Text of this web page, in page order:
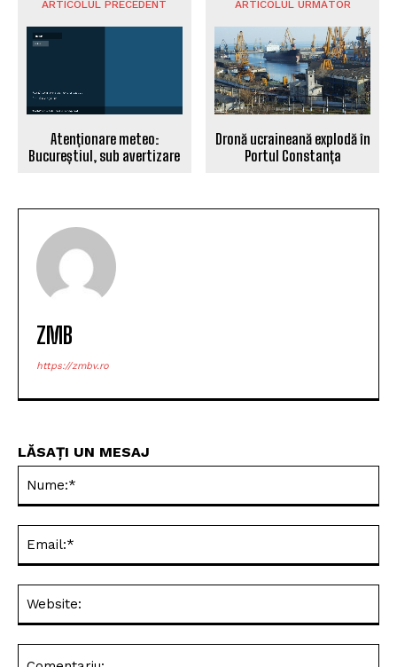
ARTICOLUL PRECEDENT
Atenționare meteo:
Bucureștiul, sub avertizare
ARTICOLUL URMĂTOR
ZMB
LĂSAȚI UN MESAJ